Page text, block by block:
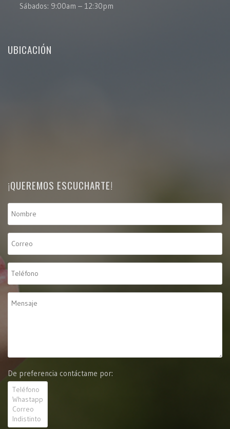
Sábados: 9:00am – 12:30pm
UBICACIÓN
¡QUEREMOS ESCUCHARTE!
De preferencia contáctame por: